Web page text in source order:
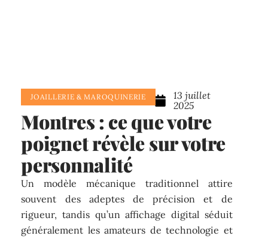
JOAILLERIE & MAROQUINERIE
13 juillet
2025
Montres : ce que votre
poignet révèle sur votre
personnalité
Un modèle mécanique traditionnel attire
souvent des adeptes de précision et de
rigueur, tandis qu’un affichage digital séduit
généralement les amateurs de technologie et